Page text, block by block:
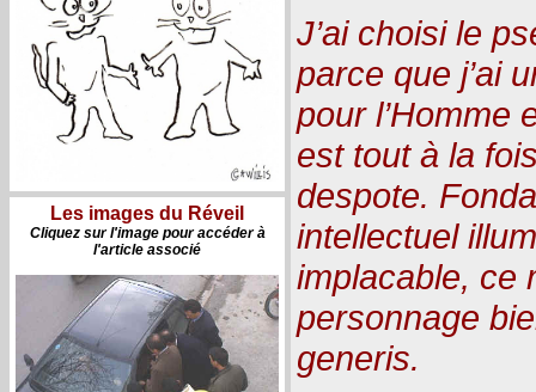
Les images du Réveil
Cliquez sur l'image pour accéder à
l'article associé
J’ai choisi le
parce que j’ai
pour l’Homme
est tout à la
despote.
intellectuel
implacable, ce
personnage
generis.